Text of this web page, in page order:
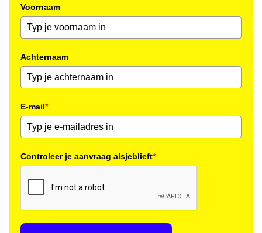
Voornaam
Achternaam
E-mail*
Controleer je aanvraag alsjeblieft*